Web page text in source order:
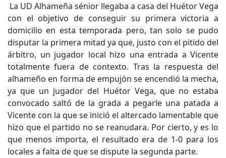
La UD Alhameña sénior llegaba a casa del Huétor Vega
con el objetivo de conseguir su primera victoria a
domicilio en esta temporada pero, tan solo se pudo
disputar la primera mitad ya que, justo con el pitido del
árbitro, un jugador local hizo una entrada a Vicente
totalmente fuera de contexto. Tras la respuesta del
alhameño en forma de empujón se encendió la mecha,
ya que un jugador del Huétor Vega, que no estaba
convocado saltó de la grada a pegarle una patada a
Vicente con la que se inició el altercado lamentable que
hizo que el partido no se reanudara. Por cierto, y es lo
que menos importa, el resultado era de 1-0 para los
locales a falta de que se dispute la segunda parte.